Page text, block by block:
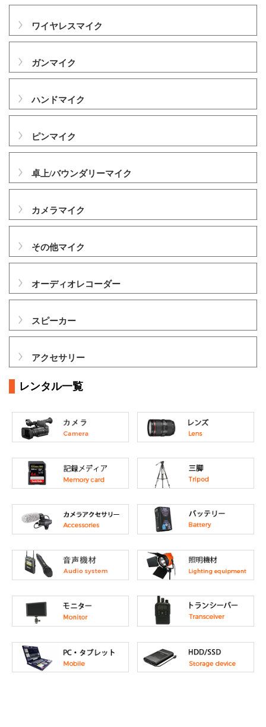
ワイヤレスマイク
ガンマイク
ハンドマイク
ピンマイク
卓上/バウンダリーマイク
カメラマイク
その他マイク
オーディオレコーダー
スピーカー
アクセサリー
レンタル一覧